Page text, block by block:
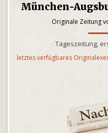
München-
Originale Zeitung
Tageszeitung,
letztes verfügbares